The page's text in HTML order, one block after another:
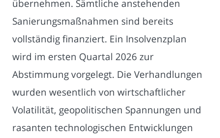
übernehmen. Sämtliche anstehenden
Sanierungsmaßnahmen sind bereits
vollständig finanziert. Ein Insolvenzplan
wird im ersten Quartal 2026 zur
Abstimmung vorgelegt. Die Verhandlungen
wurden wesentlich von wirtschaftlicher
Volatilität, geopolitischen Spannungen und
rasanten technologischen Entwicklungen